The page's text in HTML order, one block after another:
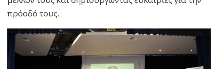
πρόοδό τους.